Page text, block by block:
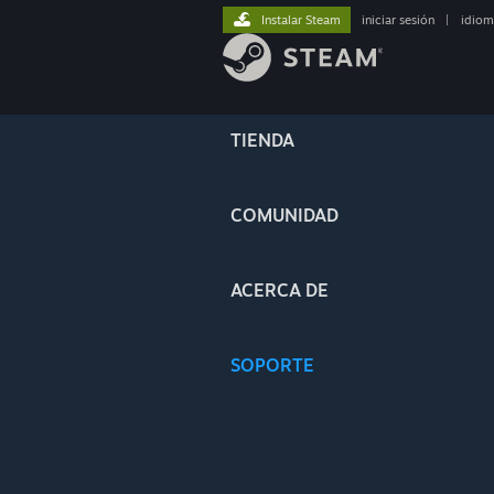
TIENDA
COMUNIDAD
ACERCA DE
SOPORTE
Instalar Steam iniciar sesión